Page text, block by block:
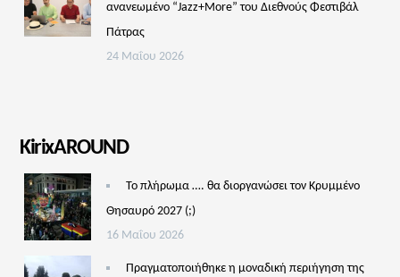
ανανεωμένο “Jazz+More” του Διεθνούς Φεστιβάλ
Πάτρας
24 Μαΐου 2026
KirixAROUND
Το πλήρωμα …. θα διοργανώσει τον Κρυμμένο
Θησαυρό 2027 (;)
16 Μαΐου 2026
Πραγματοποιήθηκε η μοναδική περιήγηση της